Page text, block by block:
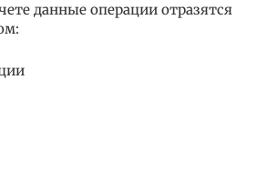
данные операции отразятся